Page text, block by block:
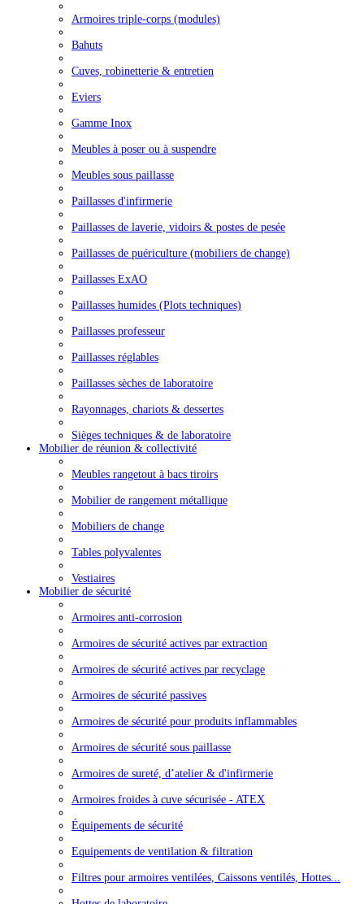
Armoires triple-corps (modules)
Bahuts
Cuves, robinetterie & entretien
Eviers
Gamme Inox
Meubles à poser ou à suspendre
Meubles sous paillasse
Paillasses d'infirmerie
Paillasses de laverie, vidoirs & postes de pesée
Paillasses de puériculture (mobiliers de change)
Paillasses ExAO
Paillasses humides (Plots techniques)
Paillasses professeur
Paillasses réglables
Paillasses sèches de laboratoire
Rayonnages, chariots & dessertes
Sièges techniques & de laboratoire
Mobilier de réunion & collectivité
Meubles rangetout à bacs tiroirs
Mobilier de rangement métallique
Mobiliers de change
Tables polyvalentes
Vestiaires
Mobilier de sécurité
Armoires anti-corrosion
Armoires de sécurité actives par extraction
Armoires de sécurité actives par recyclage
Armoires de sécurité passives
Armoires de sécurité pour produits inflammables
Armoires de sécurité sous paillasse
Armoires de sureté, d’atelier & d'infirmerie
Armoires froides à cuve sécurisée - ATEX
Équipements de sécurité
Equipements de ventilation & filtration
Filtres pour armoires ventilées, Caissons ventilés, Hottes...